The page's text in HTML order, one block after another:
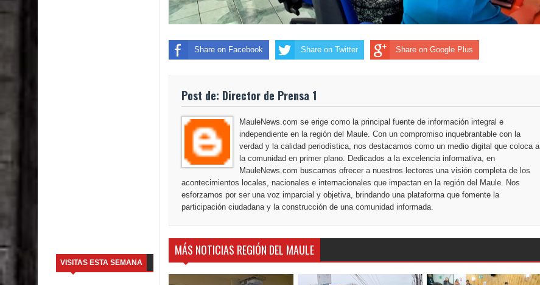
VISITAS ESTA SEMANA
Share on Facebook Share on Twitter Share on Google Plus
Post de: Director de Prensa 1
MauleNews.com se erige como la principal fuente de información integral e
independiente en la región del Maule. Con un compromiso inquebrantable con la
verdad y la calidad periodística, nos destacamos como un medio digital que coloca a
la comunidad en primer plano. Dedicados a la excelencia informativa, en
MauleNews.com buscamos ofrecer a nuestros lectores una visión completa de los
acontecimientos locales, nacionales e internacionales que impactan en la región del Maule. Nos
esforzamos por ser una voz imparcial y objetiva, brindando una plataforma que fomente la
participación ciudadana y la construcción de una comunidad informada.
MÁS NOTICIAS REGIÓN DEL MAULE